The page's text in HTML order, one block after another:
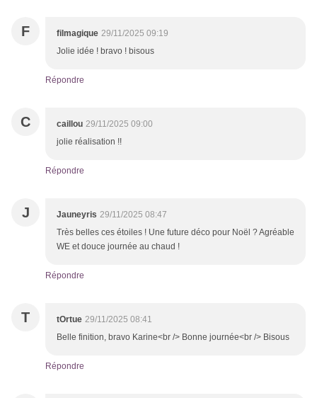
F filmagique 29/11/2025 09:19
Jolie idée ! bravo ! bisous
Répondre
C caillou 29/11/2025 09:00
jolie réalisation !!
Répondre
J Jauneyris 29/11/2025 08:47
Très belles ces étoiles ! Une future déco pour Noël ? Agréable
WE et douce journée au chaud !
Répondre
T tOrtue 29/11/2025 08:41
Belle finition, bravo Karine<br /> Bonne journée<br /> Bisous
Répondre